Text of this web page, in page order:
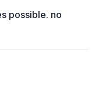
possible. no